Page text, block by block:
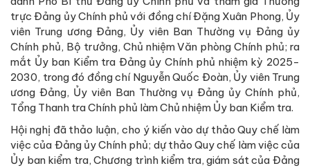
trực Đảng ủy Chính phủ với đồng chí Đặng Xuân Phong, Ủy
viên Trung ương Đảng, Ủy viên Ban Thường vụ Đảng ủy
Chính phủ, Bộ trưởng, Chủ nhiệm Văn phòng Chính phủ; ra
mắt Ủy ban Kiểm tra Đảng ủy Chính phủ nhiệm kỳ 2025-
2030, trong đó đồng chí Nguyễn Quốc Đoàn, Ủy viên Trung
ương Đảng, Ủy viên Ban Thường vụ Đảng ủy Chính phủ,
Tổng Thanh tra Chính phủ làm Chủ nhiệm Ủy ban Kiểm tra.
Hội nghị đã thảo luận, cho ý kiến vào dự thảo Quy chế làm
việc của Đảng ủy Chính phủ; dự thảo Quy chế làm việc của
Ủy ban kiểm tra, Chương trình kiểm tra, giám sát của Đảng